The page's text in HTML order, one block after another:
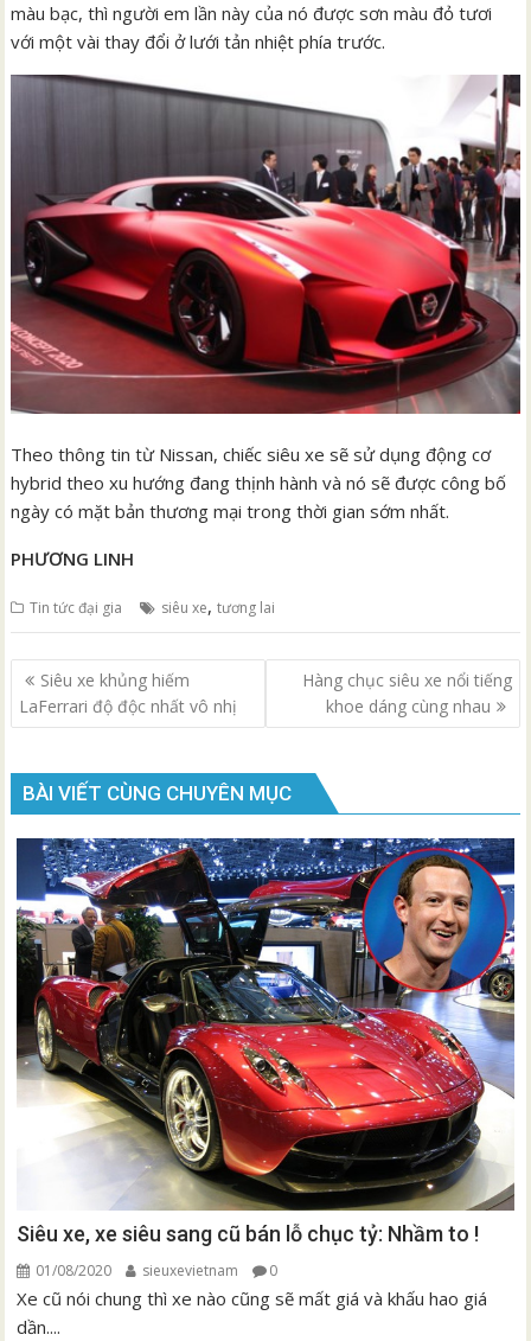
màu bạc, thì người em lần này của nó được sơn màu đỏ tươi
với một vài thay đổi ở lưới tản nhiệt phía trước.
Theo thông tin từ Nissan, chiếc siêu xe sẽ sử dụng động cơ
hybrid theo xu hướng đang thịnh hành và nó sẽ được công bố
ngày có mặt bản thương mại trong thời gian sớm nhất.
PHƯƠNG LINH
Tin tức đại gia siêu xe,tương lai
Điều
hướng
bài
viết
Siêu xe khủng hiếm
LaFerrari độ độc nhất vô nhị
Hàng chục siêu xe nổi tiếng
khoe dáng cùng nhau
BÀI VIẾT CÙNG CHUYÊN MỤC
Siêu xe, xe siêu sang cũ bán lỗ chục tỷ: Nhầm to !
01/08/2020 sieuxevietnam 0
Xe cũ nói chung thì xe nào cũng sẽ mất giá và khấu hao giá
dần....